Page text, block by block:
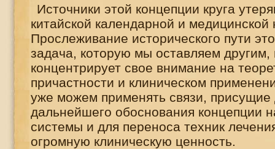
Источники этой концепции круга
китайской календарной и медицинской
Прослеживание исторического пути
задача, которую мы оставляем другим,
концентрирует свое внимание на
причастности и клиническом
уже можем применять связи, присущие
дальнейшего обоснования концепции
системы и для переноса техник
огромную клиническую ценность.